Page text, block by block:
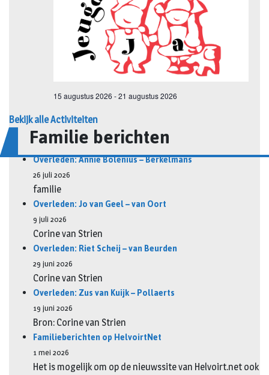
Bekijk alle Activiteiten
Familie berichten
Overleden: Annie Bolenius – Berkelmans
26 juli 2026
familie
Overleden: Jo van Geel – van Oort
9 juli 2026
Corine van Strien
Overleden: Riet Scheij – van Beurden
29 juni 2026
Corine van Strien
Overleden: Zus van Kuijk – Pollaerts
19 juni 2026
Bron: Corine van Strien
Familieberichten op HelvoirtNet
1 mei 2026
Het is mogelijk om op de nieuwssite van Helvoirt.net ook